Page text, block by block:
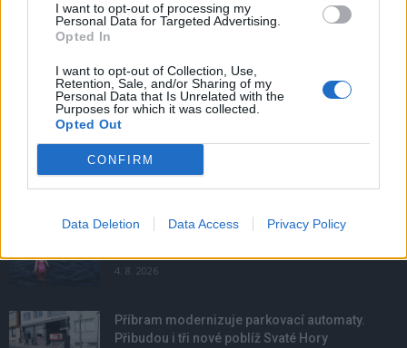
I want to opt-out of processing my
Personal Data for Targeted Advertising.
Opted In
I want to opt-out of Collection, Use,
Retention, Sale, and/or Sharing of my
Personal Data that Is Unrelated with the
Purposes for which it was collected.
Opted Out
CONFIRM
Data Deletion Data Access Privacy Policy
NOVINKY
Obděnice vzpomínaly na filmovou legendu
6. 8. 2026
Většina koupališť na Příbramsku nabízí výborné
4. 8. 2026
Příbram modernizuje parkovací automaty.
Přibudou i tři nové poblíž Svaté Hory